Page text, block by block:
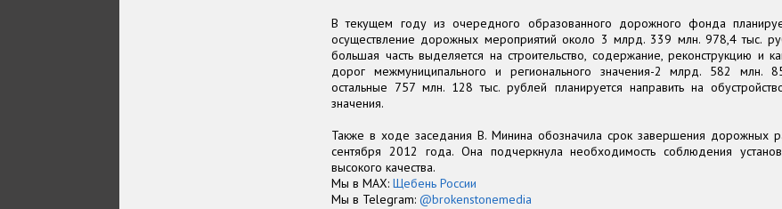
В текущем году из очередного образованного дорожного фонда
осуществление дорожных мероприятий около 3 млрд. 339 млн. 978,4 тыс.
большая часть выделяется на строительство, содержание, реконструкцию и
дорог межмуниципального и регионального значения-2 млрд. 582 млн.
остальные 757 млн. 128 тыс. рублей планируется направить на
значения.
Также в ходе заседания В. Минина обозначила срок завершения дорожных
сентября 2012 года. Она подчеркнула необходимость соблюдения
высокого качества.
Мы в МАХ: Щебень России
Мы в Telegram: @brokenstonemedia